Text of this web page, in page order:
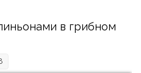
в грибном